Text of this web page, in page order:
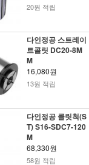
20원 적립
다인정공 스트레이
트콜릿 DC20-8M
M
16,080원
13원 적립
다인정공 콜릿척(S
T) S16-SDC7-120
M
68,330원
58원 적립